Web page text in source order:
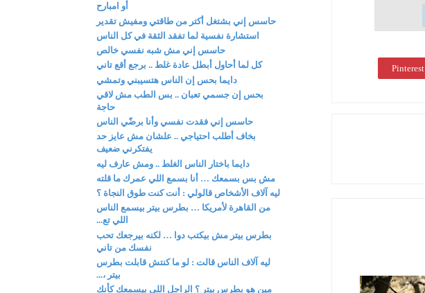
Pinterest
أو امبارح
حاسس إني بشتغل أكتر من طاقتي ومفيش تقدير
استشارة نفسية لما تفقد الثقة في كل الناس
حاسس إني مش شبه نفسي خالص
كل لما أحاول أبطل عادة غلط .. برجع أقع تاني
دايما بحس إن الناس هتسيبني وتمشي
بحس إن جسمي تعبان .. بس الطب مش لاقي
حاجة
حاسس إني فقدت نفسي وأنا برضّي الناس
بخاف أطلب احتياجي .. علشان مش عايز حد
يفتكرني ضعيف
دايما باختار الناس الغلط .. ومش عارف ليه
مش بس بسمعك … أنا بسمع اللي عمرك ما قلته
ليه آلاف الأشخاص قالولي : أنت كنت طوق النجاة ؟
من القاهرة لأمريكا … بطرس بيتر بيسمع الناس
اللي تع...
بطرس بيتر مش بيكتب دوا … لكنه بيرجعك تحب
نفسك من تاني
ليه آلاف الناس قالت : لو ما كنتش قابلت بطرس
بيتر ،...
مين هو بطرس بيتر ؟ الراجل اللي بيسمعك كأنك